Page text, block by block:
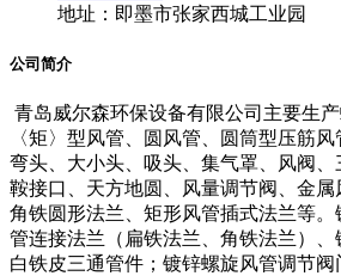
地址：即墨市张家西城工业园
公司简介
青岛威尔森环保设备有限公司主要生
〈矩〉型风管、圆风管、圆筒型压筋风
弯头、大小头、吸头、集气罩、风阀
鞍接口、天方地圆、风量调节阀、金属
角铁圆形法兰、矩形风管插式法兰等
管连接法兰（扁铁法兰、角铁法兰）
白铁皮三通管件；镀锌螺旋风管调节